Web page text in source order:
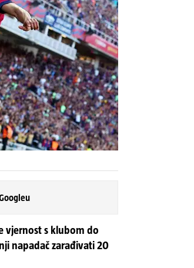
vjernost s klubom do
napadač zarađivati 20